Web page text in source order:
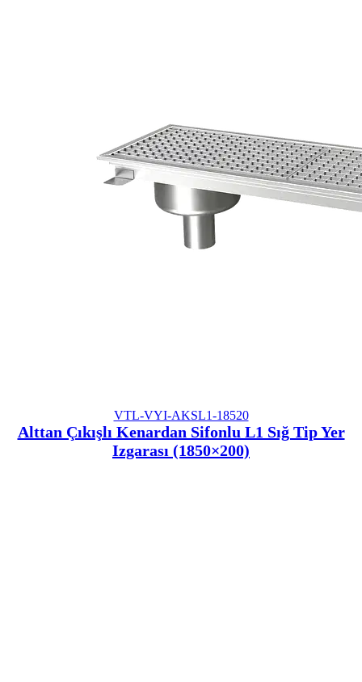
VTL-VYI-AKSL1-18520
Alttan Çıkışlı Kenardan Sifonlu L1 Sığ Tip Yer
Izgarası (1850×200)